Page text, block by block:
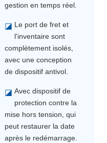
gestion en temps réel.
◪ Le port de fret et
l'inventaire sont
complètement isolés,
avec une conception
de dispositif antivol.
◪Avec dispositif de
protection contre la
mise hors tension, qui
peut restaurer la date
après le redémarrage.